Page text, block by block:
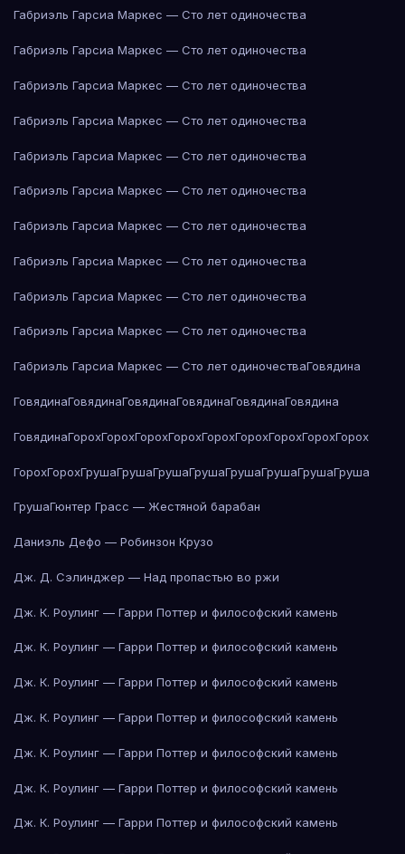
Габриэль Гарсиа Маркес — Сто лет одиночества
Габриэль Гарсиа Маркес — Сто лет одиночества
Габриэль Гарсиа Маркес — Сто лет одиночества
Габриэль Гарсиа Маркес — Сто лет одиночества
Габриэль Гарсиа Маркес — Сто лет одиночества
Габриэль Гарсиа Маркес — Сто лет одиночества
Габриэль Гарсиа Маркес — Сто лет одиночества
Габриэль Гарсиа Маркес — Сто лет одиночества
Габриэль Гарсиа Маркес — Сто лет одиночества
Габриэль Гарсиа Маркес — Сто лет одиночества
Габриэль Гарсиа Маркес — Сто лет одиночестваГовядина
ГовядинаГовядинаГовядинаГовядинаГовядинаГовядина
ГовядинаГорохГорохГорохГорохГорохГорохГорохГорохГорох
ГорохГорохГрушаГрушаГрушаГрушаГрушаГрушаГрушаГруша
ГрушаГюнтер Грасс — Жестяной барабан
Даниэль Дефо — Робинзон Крузо
Дж. Д. Сэлинджер — Над пропастью во ржи
Дж. К. Роулинг — Гарри Поттер и философский камень
Дж. К. Роулинг — Гарри Поттер и философский камень
Дж. К. Роулинг — Гарри Поттер и философский камень
Дж. К. Роулинг — Гарри Поттер и философский камень
Дж. К. Роулинг — Гарри Поттер и философский камень
Дж. К. Роулинг — Гарри Поттер и философский камень
Дж. К. Роулинг — Гарри Поттер и философский камень